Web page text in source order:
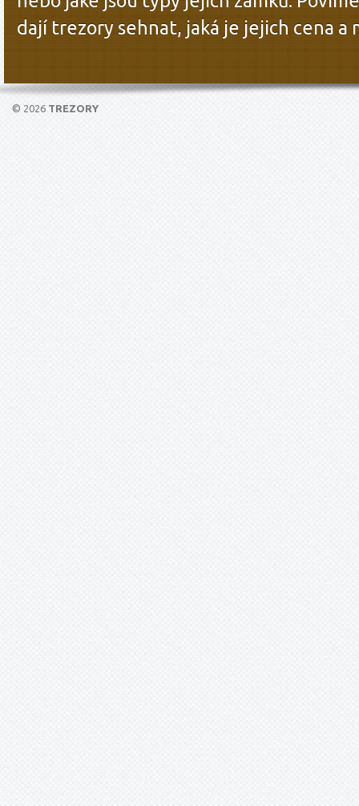
dají trezory sehnat, jaká je jejich cena a
© 2026 TREZORY